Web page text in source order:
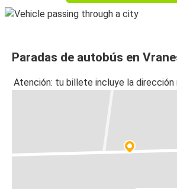
Paradas de autobús en
Atención: tu billete incluye la dirección